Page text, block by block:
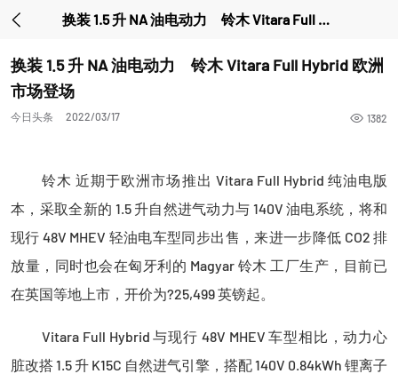
换装 1.5 升 NA 油电动力 铃木 Vitara Full Hybrid 欧洲市场登场
换装 1.5 升 NA 油电动力 铃木 Vitara Full Hybrid 欧洲
市场登场
今日头条 2022/03/17 1382
铃木 近期于欧洲市场推出 Vitara Full Hybrid 纯油电版
本，采取全新的 1.5 升自然进气动力与 140V 油电系统，将和
现行 48V MHEV 轻油电车型同步出售，来进一步降低 CO2 排
放量，同时也会在匈牙利的 Magyar 铃木 工厂生产，目前已
在英国等地上市，开价为?25,499 英镑起。
Vitara Full Hybrid 与现行 48V MHEV 车型相比，动力心
脏改搭 1.5 升 K15C 自然进气引擎，搭配 140V 0.84kWh 锂离子